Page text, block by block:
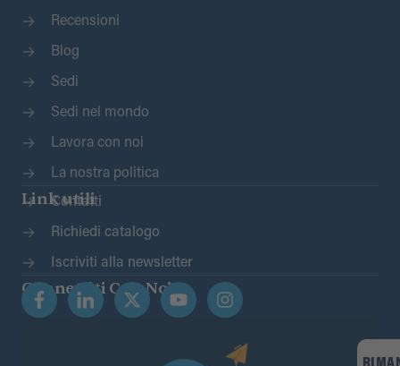
Recensioni
Blog
Sedi
Sedi nel mondo
Lavora con noi
La nostra politica
Link utili
Contatti
Richiedi catalogo
Iscriviti alla newsletter
Connettiti Con Noi